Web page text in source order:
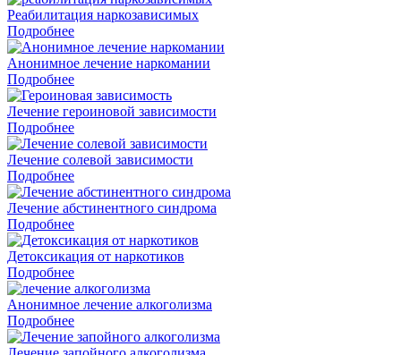
Реабилитация наркозависимых
Подробнее
Анонимное лечение наркомании
Подробнее
Лечение героиновой зависимости
Подробнее
Лечение солевой зависимости
Подробнее
Лечение абстинентного синдрома
Подробнее
Детоксикация от наркотиков
Подробнее
Анонимное лечение алкоголизма
Подробнее